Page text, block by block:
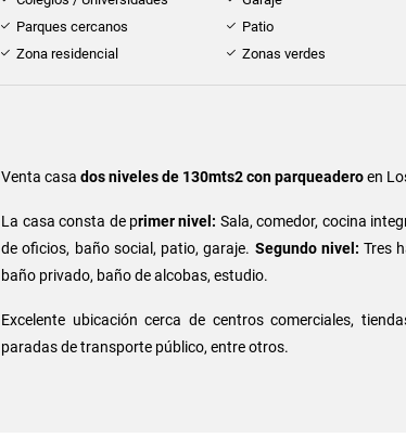
Parques cercanos
Patio
Zona residencial
Zonas verdes
Venta casa dos niveles de 130mts2 con parqueaderoen
La casa consta de primer nivel: Sala, comedor, cocina
de oficios, baño social, patio, garaje. Segundo nivel:Tres
baño privado, baño de alcobas, estudio.
Excelente ubicación cerca de centros comerciales,
paradas de transporte público, entre otros.